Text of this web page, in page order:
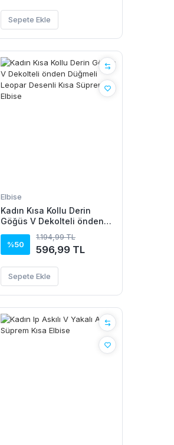
Sepete Ekle
Elbise
Kadın Kısa Kollu Derin
Göğüs V Dekolteli önden
Kısa Süprem Elbise
%50
1.194,99 TL
596,99 TL
Sepete Ekle